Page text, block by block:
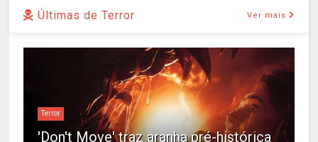
Últimas de Terror Ver mais
Terror
'Don't Move' traz aranha pré-histórica